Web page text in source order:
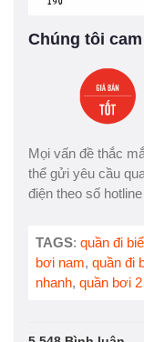
Chúng tôi
Mọi vấn đề thắc
thể gửi yêu cầu
điện theo số hotline
TAGS: quần đi
bơi nam, quần đi
nhanh, quần bơi